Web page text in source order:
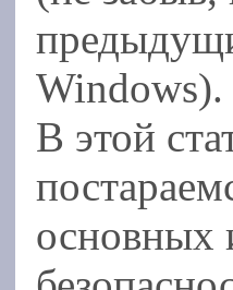
Windows).
В этой
основных